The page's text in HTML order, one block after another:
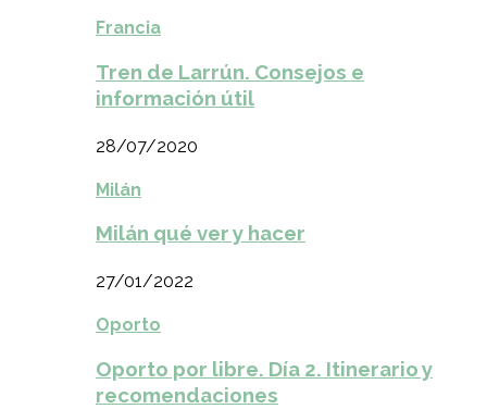
Francia
Tren de Larrún. Consejos e
información útil
28/07/2020
Milán
Milán qué ver y hacer
27/01/2022
Oporto
Oporto por libre. Día 2. Itinerario y
recomendaciones